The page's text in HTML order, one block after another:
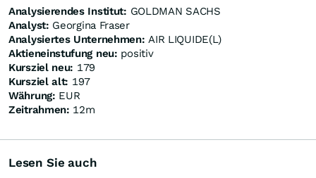
Analysierendes Institut: GOLDMAN SACHS
Analyst: Georgina Fraser
Analysiertes Unternehmen: AIR LIQUIDE(L)
Aktieneinstufung neu: positiv
Kursziel neu: 179
Kursziel alt: 197
Währung: EUR
Zeitrahmen: 12m
Lesen Sie auch